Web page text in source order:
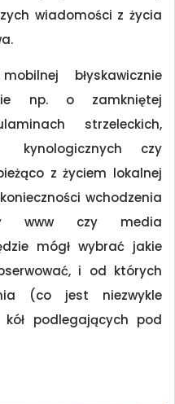
wiadomości z życia
błyskawicznie
np. o zamkniętej
strzeleckich,
kynologicznych czy
z życiem lokalnej
wchodzenia
www czy media
mógł wybrać jakie
i od których
(co jest niezwykle
podlegających pod